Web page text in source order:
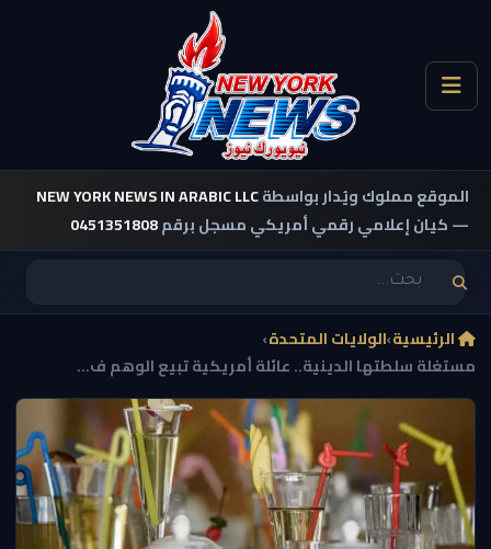
الموقع مملوك ويُدار بواسطةNEW YORK NEWS IN ARABIC LLC
— كيان إعلامي رقمي أمريكي مسجل برقم0451351808
الرئيسية›الولايات المتحدة›
مستغلة سلطتها الدينية.. عائلة أمريكية تبيع الوهم ف...